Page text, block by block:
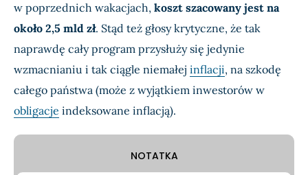
w poprzednich wakacjach, koszt szacowany jest na
około 2,5 mld zł. Stąd też głosy krytyczne, że tak
naprawdę cały program przysłuży się jedynie
wzmacnianiu i tak ciągle niemałej inflacji, na szkodę
całego państwa (może z wyjątkiem inwestorów w
obligacje indeksowane inflacją).
NOTATKA